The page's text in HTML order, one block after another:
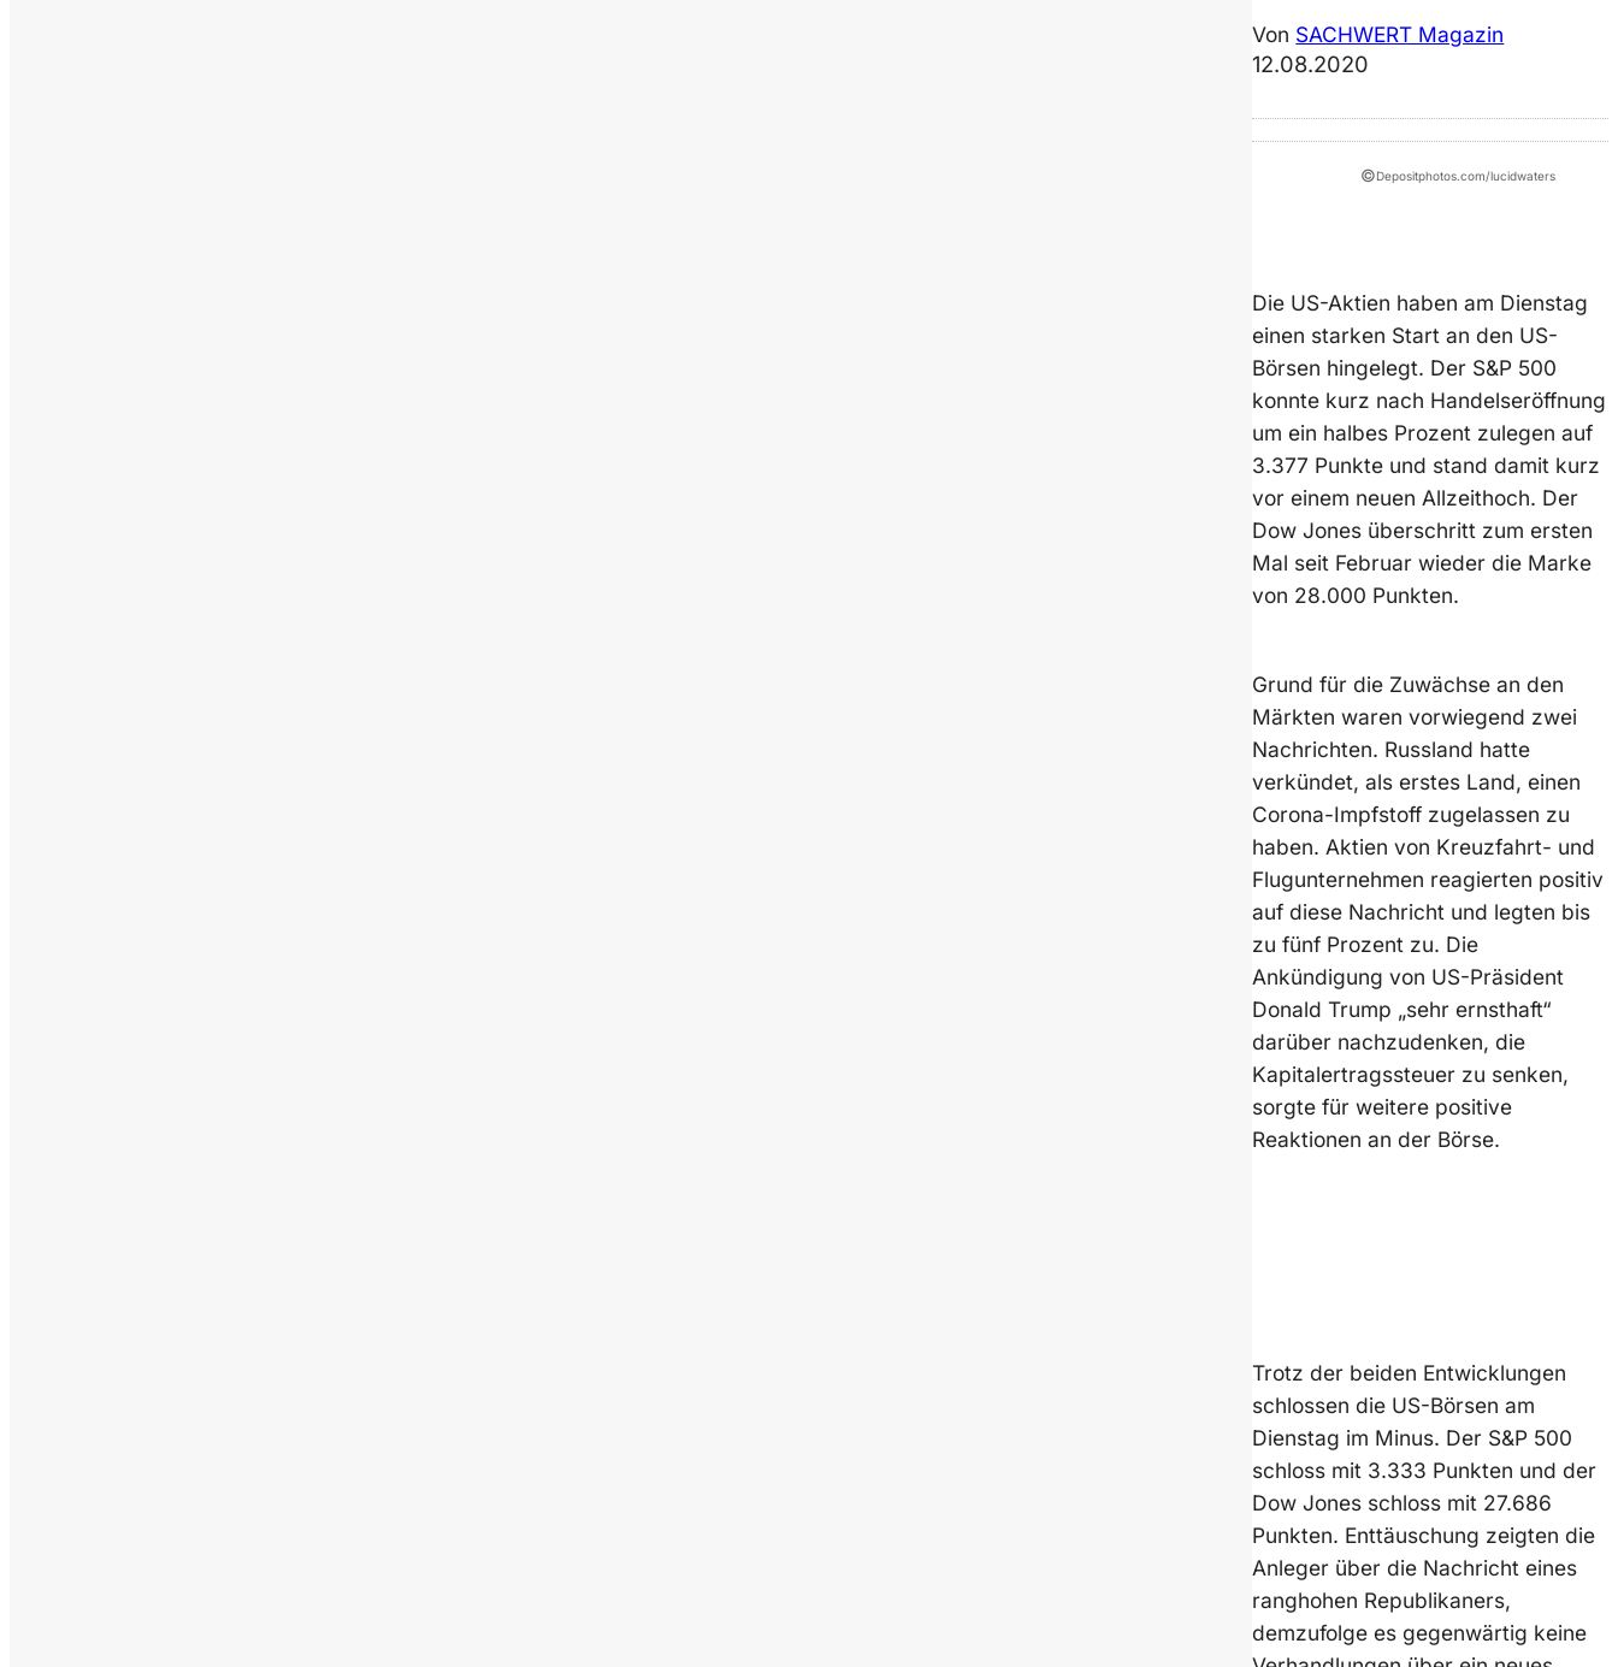
Von SACHWERT Magazin
12.08.2020
©Depositphotos.com/lucidwaters
Die US-Aktien haben am Dienstag
einen starken Start an den US-
Börsen hingelegt. Der S&P 500
konnte kurz nach Handelseröffnung
um ein halbes Prozent zulegen auf
3.377 Punkte und stand damit kurz
vor einem neuen Allzeithoch. Der
Dow Jones überschritt zum ersten
Mal seit Februar wieder die Marke
von 28.000 Punkten.
Grund für die Zuwächse an den
Märkten waren vorwiegend zwei
Nachrichten. Russland hatte
verkündet, als erstes Land, einen
Corona-Impfstoff zugelassen zu
haben. Aktien von Kreuzfahrt- und
Flugunternehmen reagierten positiv
auf diese Nachricht und legten bis
zu fünf Prozent zu. Die
Ankündigung von US-Präsident
Donald Trump „sehr ernsthaft“
darüber nachzudenken, die
Kapitalertragssteuer zu senken,
sorgte für weitere positive
Reaktionen an der Börse.
Trotz der beiden Entwicklungen
schlossen die US-Börsen am
Dienstag im Minus. Der S&P 500
schloss mit 3.333 Punkten und der
Dow Jones schloss mit 27.686
Punkten. Enttäuschung zeigten die
Anleger über die Nachricht eines
ranghohen Republikaners,
demzufolge es gegenwärtig keine